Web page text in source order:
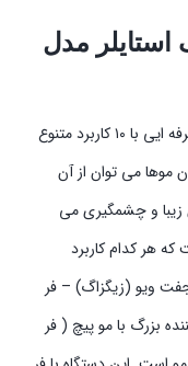
مدل
اتو موی مک استایلر مدل MC2075 محصولی حرفه ایی با ۱۰ کاربرد متنوع
موها می توان از آن
زیبا و چشمگیری می
مختلف است که هر کدام کاربرد
ویو (زیگزاگ) – فر
بزرگ با مو پیچ ( فر